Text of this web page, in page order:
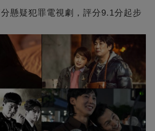
懸疑犯罪電視劇，評分9.1分起步